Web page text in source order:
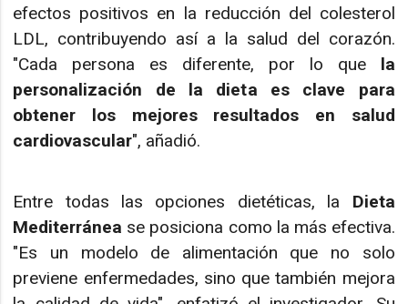
efectos positivos en la reducción del colesterol
LDL, contribuyendo así a la salud del corazón.
"Cada persona es diferente, por lo que la
personalización de la dieta es clave para
obtener los mejores resultados en salud
cardiovascular", añadió.
Entre todas las opciones dietéticas, la Dieta
Mediterránea se posiciona como la más efectiva.
"Es un modelo de alimentación que no solo
previene enfermedades, sino que también mejora